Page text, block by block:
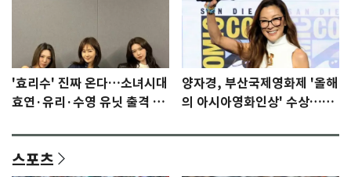
'효리수' 진짜 온다…소녀시대
효연·유리·수영 유닛 출격 [N
양자경, 부산국제영화제 '올해
의 아시아영화인상' 수상…15
스포츠